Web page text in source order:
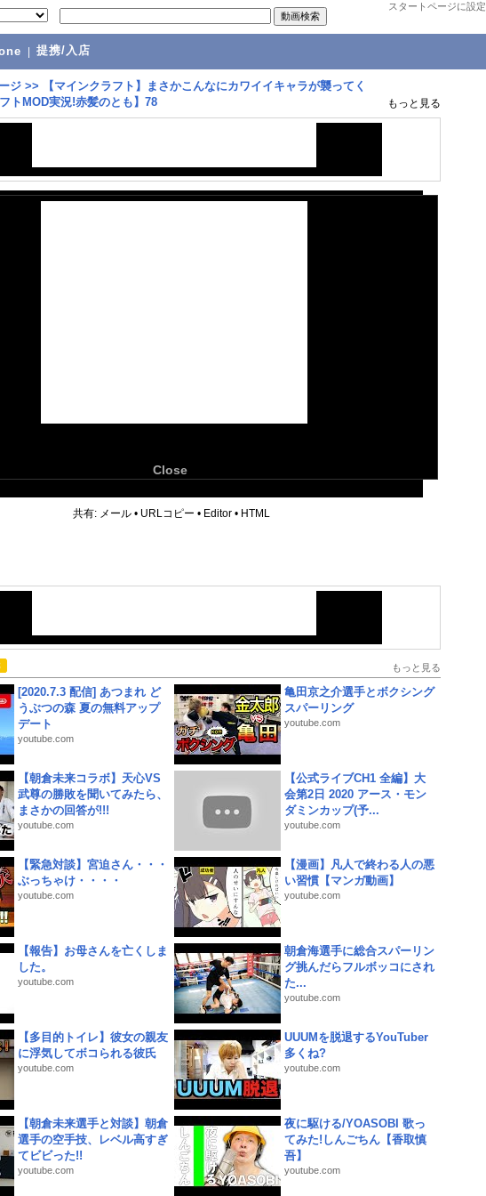
スタートページに設定
提携/入店
ジ >>
【マインクラフト】まさかこんなにカワイイキャラが襲ってく
トMOD実況!赤髪のとも】78
もっと見る
Close
共有: メール • URLコピー • Editor • HTML
もっと見る
[2020.7.3 配信] あつまれ ど
うぶつの森 夏の無料アップ
デート
youtube.com
亀田京之介選手とボクシング
スパーリング
youtube.com
【朝倉未来コラボ】天心VS
武尊の勝敗を聞いてみたら、
まさかの回答が!!!
youtube.com
【公式ライブCH1 全編】大
会第2日 2020 アース・モン
ダミンカップ(予...
youtube.com
【緊急対談】宮迫さん・・・
ぶっちゃけ・・・・
youtube.com
【漫画】凡人で終わる人の悪
い習慣【マンガ動画】
youtube.com
【報告】お母さんを亡くしま
した。
youtube.com
朝倉海選手に総合スパーリン
グ挑んだらフルボッコにされ
た...
youtube.com
【多目的トイレ】彼女の親友
に浮気してボコられる彼氏
youtube.com
UUUMを脱退するYouTuber
多くね?
youtube.com
【朝倉未来選手と対談】朝倉
選手の空手技、レベル高すぎ
てビビった!!
youtube.com
夜に駆ける/YOASOBI 歌っ
てみた!しんごちん【香取慎
吾】
youtube.com